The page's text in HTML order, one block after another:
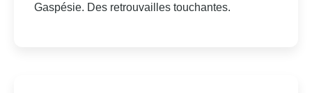
Gaspésie. Des retrouvailles touchantes.